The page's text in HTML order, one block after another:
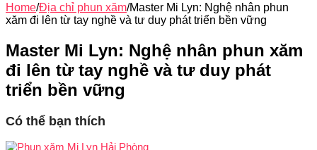
Home/Địa chỉ phun xăm/Master Mi Lyn: Nghệ nhân phun
xăm đi lên từ tay nghề và tư duy phát triển bền vững
Master Mi Lyn: Nghệ nhân phun xăm
đi lên từ tay nghề và tư duy phát
triển bền vững
Có thể bạn thích